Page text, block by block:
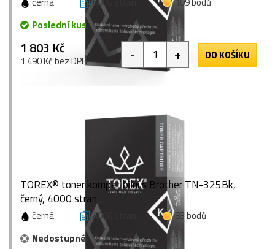
Poslední kus
1 803 Kč
1 490 Kč bez DPH - + DO KOŠÍKU
TOREX® toner kompatibilní s Brother TN-325Bk,
černý, 4000 stran
černá 4000 stran
83 bodů
Nedostupné